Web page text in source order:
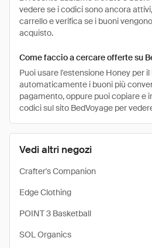
Vedi altri negozi
Crafter's Companion
Edge Clothing
POINT 3 Basketball
SOL Organics
vedere se i codici sono ancora
carrello e verifica se i buoni
acquisto.
Come faccio a cercare offerte su
Puoi usare l'estensione Honey per
automaticamente i buoni più
pagamento, oppure puoi copiare e
codici sul sito BedVoyage per